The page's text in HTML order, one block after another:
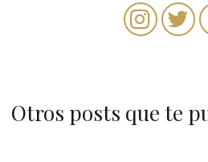
Otros posts que te